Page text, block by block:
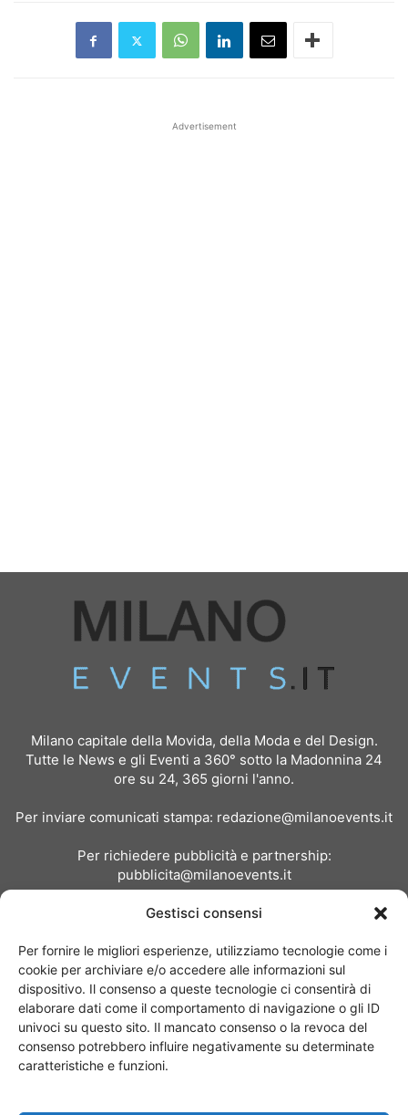
Gestisci consensi
Per fornire le migliori esperienze, utilizziamo tecnologie come i
cookie per archiviare e/o accedere alle informazioni sul
dispositivo. Il consenso a queste tecnologie ci consentirà di
elaborare dati come il comportamento di navigazione o gli ID
univoci su questo sito. Il mancato consenso o la revoca del
consenso potrebbero influire negativamente su determinate
caratteristiche e funzioni.
Advertisement
Milano capitale della Movida, della Moda e del Design.
Tutte le News e gli Eventi a 360° sotto la Madonnina 24
ore su 24, 365 giorni l'anno.
Per inviare comunicati stampa: redazione@milanoevents.it
Per richiedere pubblicità e partnership:
pubblicita@milanoevents.it
Chi siamo I Nostri Clienti